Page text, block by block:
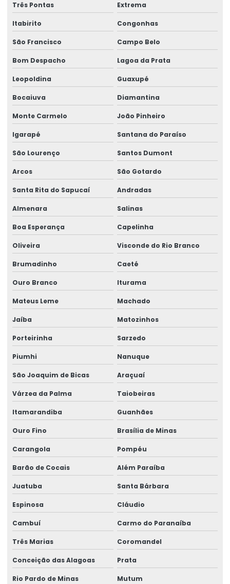
Três Pontas Extrema
Itabirito Congonhas
São Francisco Campo Belo
Bom Despacho Lagoa da Prata
Leopoldina Guaxupé
Bocaiuva Diamantina
Monte Carmelo João Pinheiro
Igarapé Santana do Paraíso
São Lourenço Santos Dumont
Arcos São Gotardo
Santa Rita do Sapucaí Andradas
Almenara Salinas
Boa Esperança Capelinha
Oliveira Visconde do Rio Branco
Brumadinho Caeté
Ouro Branco Iturama
Mateus Leme Machado
Jaíba Matozinhos
Porteirinha Sarzedo
Piumhi Nanuque
São Joaquim de Bicas Araçuaí
Várzea da Palma Taiobeiras
Itamarandiba Guanhães
Ouro Fino Brasília de Minas
Carangola Pompéu
Barão de Cocais Além Paraíba
Juatuba Santa Bárbara
Espinosa Cláudio
Cambuí Carmo do Paranaíba
Três Marias Coromandel
Conceição das Alagoas Prata
Rio Pardo de Minas Mutum